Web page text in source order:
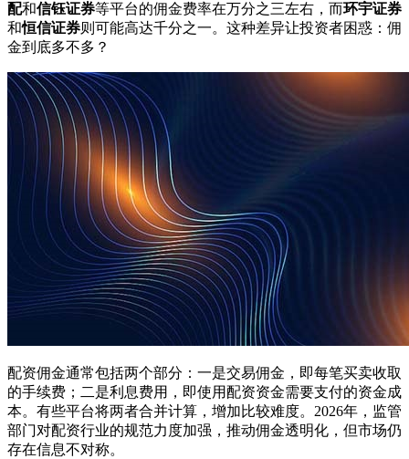
配和信钰证券等平台的佣金费率在万分之三左右，而环宇证券
和恒信证券则可能高达千分之一。这种差异让投资者困惑：佣
金到底多不多？
配资佣金通常包括两个部分：一是交易佣金，即每笔买卖收取
的手续费；二是利息费用，即使用配资资金需要支付的资金成
本。有些平台将两者合并计算，增加比较难度。2026年，监管
部门对配资行业的规范力度加强，推动佣金透明化，但市场仍
存在信息不对称。